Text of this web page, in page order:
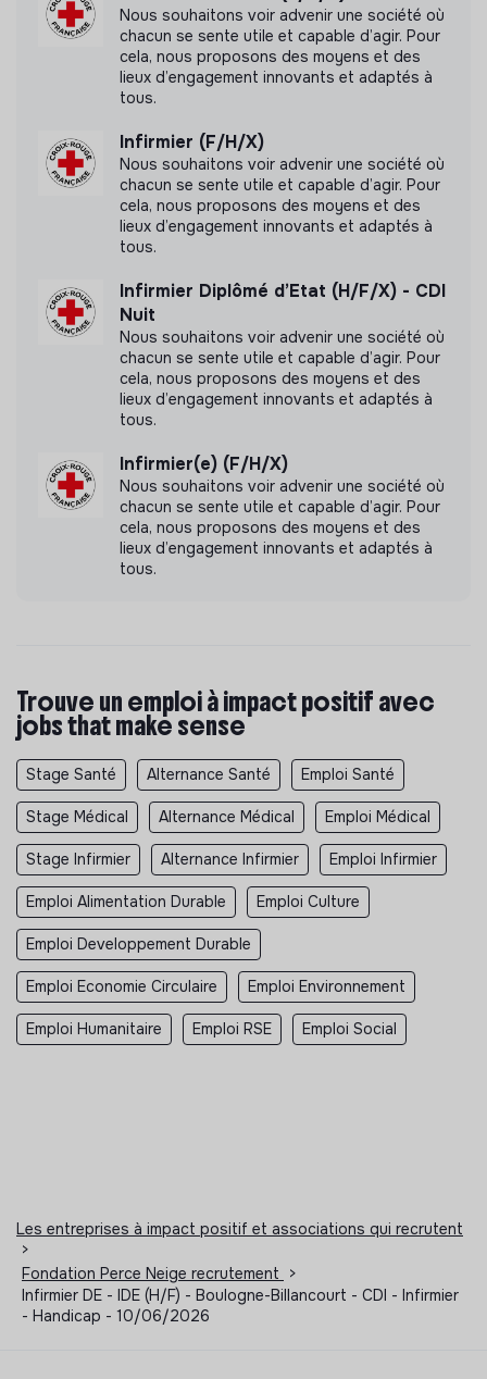
Nous souhaitons voir advenir une société où
chacun se sente utile et capable d’agir. Pour
cela, nous proposons des moyens et des
lieux d’engagement innovants et adaptés à
tous.
Infirmier (F/H/X)
Nous souhaitons voir advenir une société où
chacun se sente utile et capable d’agir. Pour
cela, nous proposons des moyens et des
lieux d’engagement innovants et adaptés à
tous.
Infirmier Diplômé d’Etat (H/F/X) - CDI
Nuit
Nous souhaitons voir advenir une société où
chacun se sente utile et capable d’agir. Pour
cela, nous proposons des moyens et des
lieux d’engagement innovants et adaptés à
tous.
Infirmier(e) (F/H/X)
Nous souhaitons voir advenir une société où
chacun se sente utile et capable d’agir. Pour
cela, nous proposons des moyens et des
lieux d’engagement innovants et adaptés à
tous.
Trouve un emploi à impact positif avec
jobs that make sense
Stage Santé Alternance Santé Emploi Santé
Stage Médical Alternance Médical Emploi Médical
Stage Infirmier Alternance Infirmier Emploi Infirmier
Emploi Alimentation Durable Emploi Culture
Emploi Developpement Durable
Emploi Economie Circulaire Emploi Environnement
Emploi Humanitaire Emploi RSE Emploi Social
Les entreprises à impact positif et associations qui recrutent
>
Fondation Perce Neige recrutement
>
Infirmier DE - IDE (H/F) - Boulogne-Billancourt - CDI - Infirmier
- Handicap - 10/06/2026